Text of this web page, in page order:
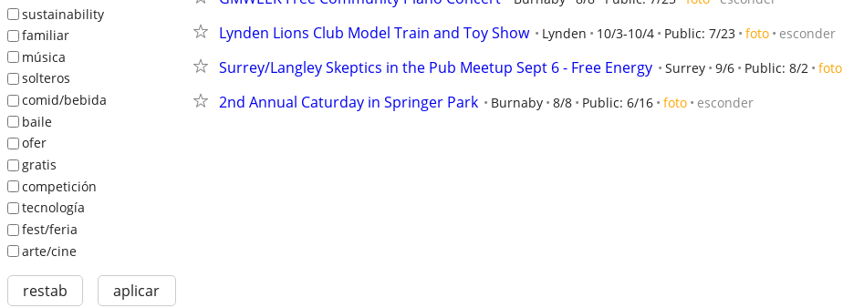
sustainability
familiar
música
solteros
comid/bebida
baile
ofer
gratis
competición
tecnología
fest/feria
arte/cine
restab aplicar
Lynden Lions Club Model Train and Toy Show Lynden 10/3-10/4 Public: 7/23 foto esconder
Surrey/Langley Skeptics in the Pub Meetup Sept 6 - Free Energy Surrey 9/6 Public: 8/2 foto
2nd Annual Caturday in Springer Park Burnaby 8/8 Public: 6/16 foto esconder